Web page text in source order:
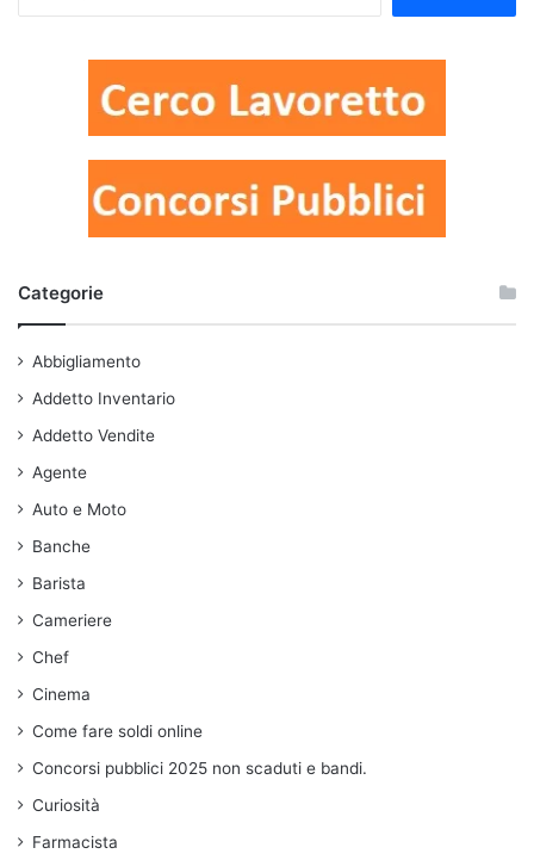
Categorie
Abbigliamento
Addetto Inventario
Addetto Vendite
Agente
Auto e Moto
Banche
Barista
Cameriere
Chef
Cinema
Come fare soldi online
Concorsi pubblici 2025 non scaduti e bandi.
Curiosità
Farmacista